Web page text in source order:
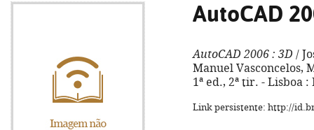
AutoCAD
AutoCAD 2006 : 3D /
Manuel Vasconcelos,
1ª ed., 2ª tir. - Lisboa
Link persistente: http://